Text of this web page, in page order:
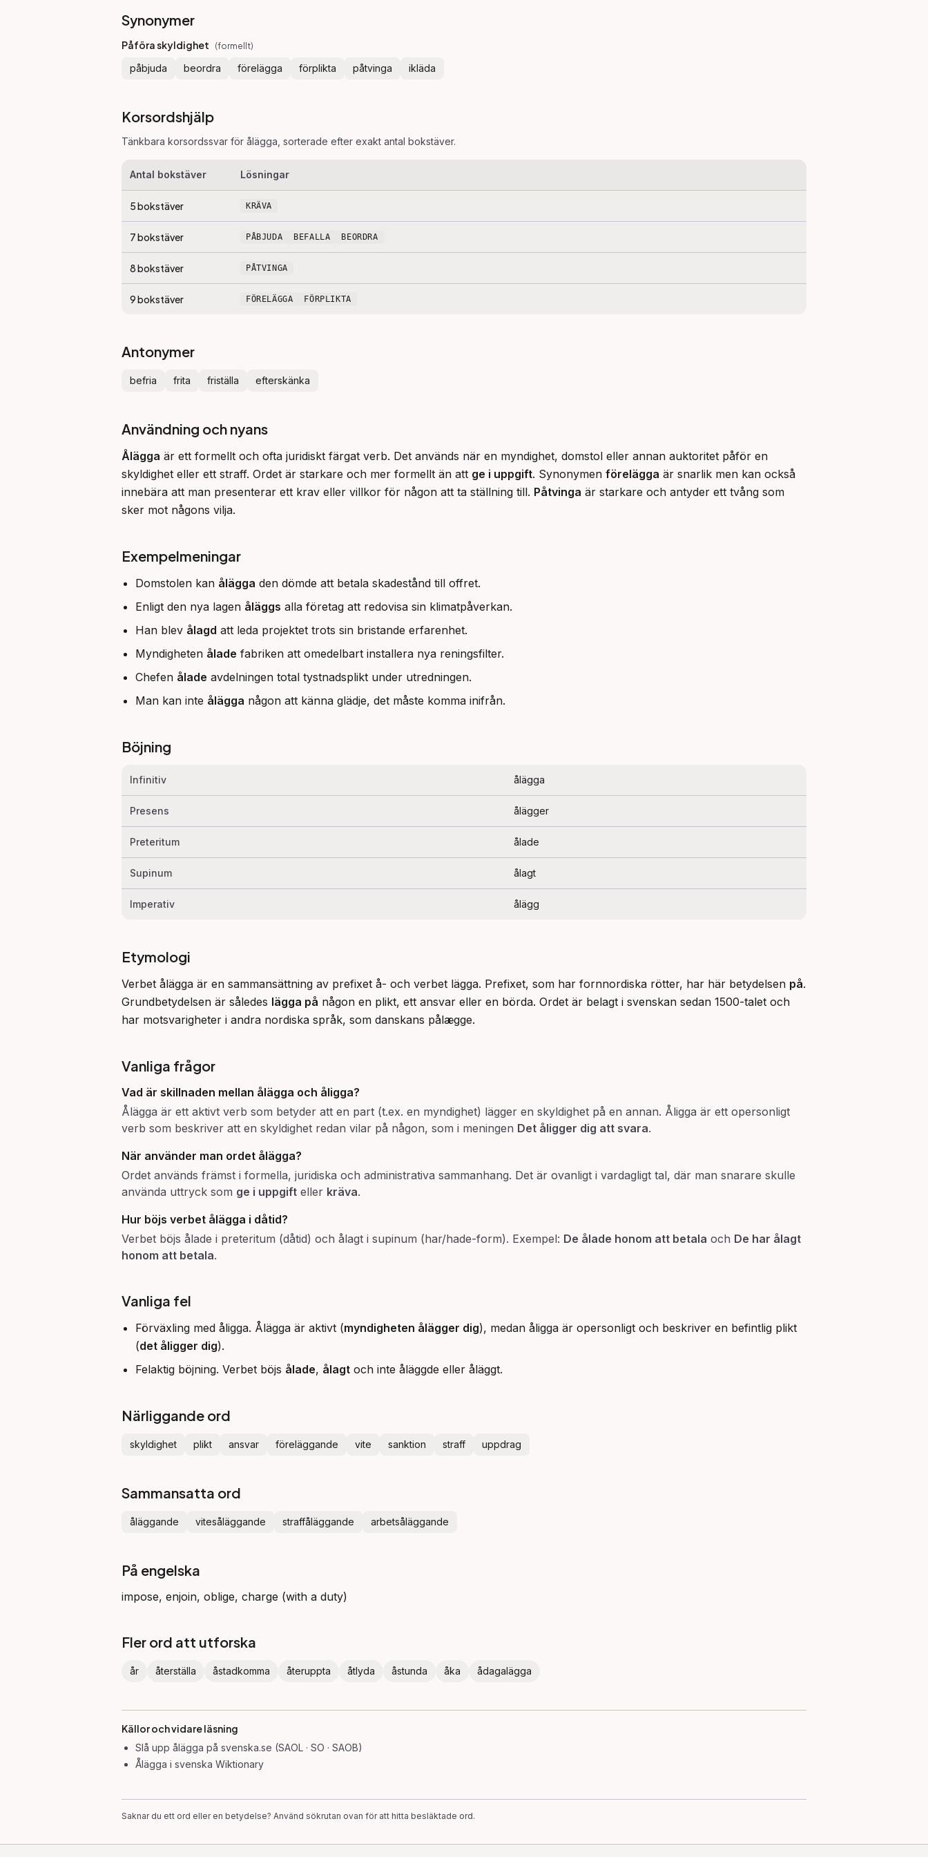
Synonymer
Påföra skyldighet (formellt)
påbjuda beordra förelägga förplikta påtvinga ikläda
Korsordshjälp
Tänkbara korsordssvar för ålägga , sorterade efter exakt antal bokstäver.
Antal bokstäver Lösningar
5bokstäver KRÄVA
7bokstäver PÅBJUDA BEFALLA BEORDRA
8bokstäver PÅTVINGA
9bokstäver FÖRELÄGGA FÖRPLIKTA
Antonymer
befria frita friställa efterskänka
Användning och nyans
Ålägga är ett formellt och ofta juridiskt färgat verb. Det används när en myndighet, domstol eller annan auktoritet påför en
skyldighet eller ett straff. Ordet är starkare och mer formellt än att ge i uppgift. Synonymen förelägga är snarlik men kan också
innebära att man presenterar ett krav eller villkor för någon att ta ställning till. Påtvinga är starkare och antyder ett tvång som
sker mot någons vilja.
Exempelmeningar
Domstolen kan ålägga den dömde att betala skadestånd till offret.
Enligt den nya lagen åläggs alla företag att redovisa sin klimatpåverkan.
Han blev ålagd att leda projektet trots sin bristande erfarenhet.
Myndigheten ålade fabriken att omedelbart installera nya reningsfilter.
Chefen ålade avdelningen total tystnadsplikt under utredningen.
Man kan inte ålägga någon att känna glädje, det måste komma inifrån.
Böjning
Infinitiv ålägga
Presens ålägger
Preteritum ålade
Supinum ålagt
Imperativ ålägg
Etymologi
Verbet ålägga är en sammansättning av prefixet å- och verbet lägga. Prefixet, som har fornnordiska rötter, har här betydelsen på.
Grundbetydelsen är således lägga på någon en plikt, ett ansvar eller en börda. Ordet är belagt i svenskan sedan 1500-talet och
har motsvarigheter i andra nordiska språk, som danskans pålægge.
Vanliga frågor
Vad är skillnaden mellan ålägga och åligga?
Ålägga är ett aktivt verb som betyder att en part (t.ex. en myndighet) lägger en skyldighet på en annan. Åligga är ett opersonligt
verb som beskriver att en skyldighet redan vilar på någon, som i meningen Det åligger dig att svara.
När använder man ordet ålägga?
Ordet används främst i formella, juridiska och administrativa sammanhang. Det är ovanligt i vardagligt tal, där man snarare skulle
använda uttryck som ge i uppgift eller kräva.
Hur böjs verbet ålägga i dåtid?
Verbet böjs ålade i preteritum (dåtid) och ålagt i supinum (har/hade-form). Exempel: De ålade honom att betala och De har ålagt
honom att betala.
Vanliga fel
Förväxling med åligga. Ålägga är aktivt (myndigheten ålägger dig), medan åligga är opersonligt och beskriver en befintlig plikt
(det åligger dig).
Felaktig böjning. Verbet böjs ålade, ålagt och inte åläggde eller åläggt.
Närliggande ord
skyldighet plikt ansvar föreläggande vite sanktion straff uppdrag
Sammansatta ord
åläggande vitesåläggande straffåläggande arbetsåläggande
På engelska
impose, enjoin, oblige, charge (with a duty)
Fler ord att utforska
år återställa åstadkomma återuppta åtlyda åstunda åka ådagalägga
Källor och vidare läsning
Slå upp ålägga på svenska.se (SAOL · SO · SAOB)
Ålägga i svenska Wiktionary
Saknar du ett ord eller en betydelse? Använd sökrutan ovan för att hitta besläktade ord.